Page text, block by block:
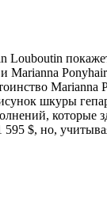
Marianna
шкуры
$, но,